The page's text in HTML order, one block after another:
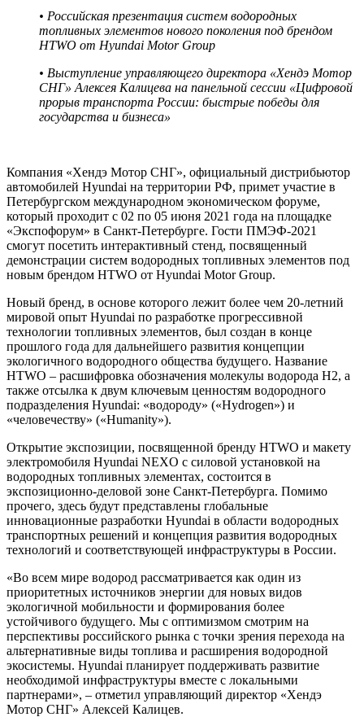
• Российская презентация систем водородных
топливных элементов нового поколения под брендом
HTWO от Hyundai Motor Group
• Выступление управляющего директора «Хендэ Мотор
СНГ» Алексея Калицева на панельной сессии «Цифровой
прорыв транспорта России: быстрые победы для
государства и бизнеса»
Компания «Хендэ Мотор СНГ», официальный дистрибьютор
автомобилей Hyundai на территории РФ, примет участие в
Петербургском международном экономическом форуме,
который проходит с 02 по 05 июня 2021 года на площадке
«Экспофорум» в Санкт-Петербурге. Гости ПМЭФ-2021
смогут посетить интерактивный стенд, посвященный
демонстрации систем водородных топливных элементов под
новым брендом HTWO от Hyundai Motor Group.
Новый бренд, в основе которого лежит более чем 20-летний
мировой опыт Hyundai по разработке прогрессивной
технологии топливных элементов, был создан в конце
прошлого года для дальнейшего развития концепции
экологичного водородного общества будущего. Название
HTWO – расшифровка обозначения молекулы водорода H2, а
также отсылка к двум ключевым ценностям водородного
подразделения Hyundai: «водороду» («Hydrogen») и
«человечеству» («Humanity»).
Открытие экспозиции, посвященной бренду HTWO и макету
электромобиля Hyundai NEXO с силовой установкой на
водородных топливных элементах, состоится в
экспозиционно-деловой зоне Санкт-Петербурга. Помимо
прочего, здесь будут представлены глобальные
инновационные разработки Hyundai в области водородных
транспортных решений и концепция развития водородных
технологий и соответствующей инфраструктуры в России.
«Во всем мире водород рассматривается как один из
приоритетных источников энергии для новых видов
экологичной мобильности и формирования более
устойчивого будущего. Мы с оптимизмом смотрим на
перспективы российского рынка с точки зрения перехода на
альтернативные виды топлива и расширения водородной
экосистемы. Hyundai планирует поддерживать развитие
необходимой инфраструктуры вместе с локальными
партнерами», – отметил управляющий директор «Хендэ
Мотор СНГ» Алексей Калицев.